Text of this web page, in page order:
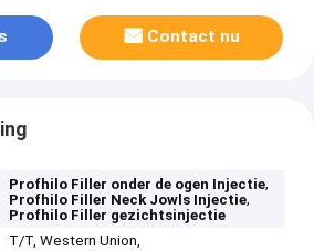
Contact nu
Profhilo Filler onder de ogen Injectie,
Profhilo Filler Neck Jowls Injectie,
Profhilo Filler gezichtsinjectie
T/T, Western Union,